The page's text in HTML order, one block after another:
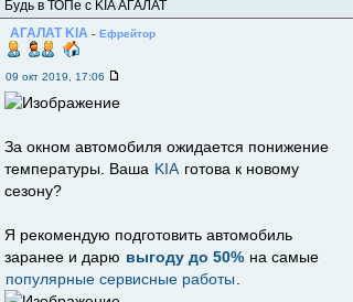
Будь в ТОПе с KIA АГАЛАТ
АГАЛАТ KIA - Ефрейтор
09 окт 2019, 17:06
За окном автомобиля ожидается понижение
температуры. Ваша KIA готова к новому
сезону?
Я рекомендую подготовить автомобиль
заранее и дарю выгоду до 50% на самые
популярные сервисные работы